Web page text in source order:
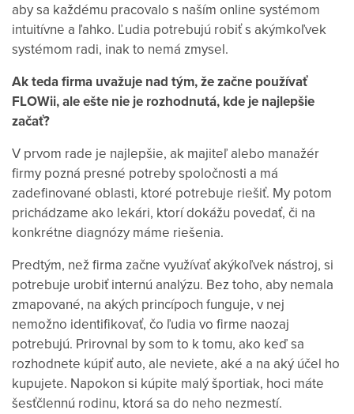
aby sa každému pracovalo s naším online systémom
intuitívne a ľahko. Ľudia potrebujú robiť s akýmkoľvek
systémom radi, inak to nemá zmysel.
Ak teda firma uvažuje nad tým, že začne používať
FLOWii, ale ešte nie je rozhodnutá, kde je najlepšie
začať?
V prvom rade je najlepšie, ak majiteľ alebo manažér
firmy pozná presné potreby spoločnosti a má
zadefinované oblasti, ktoré potrebuje riešiť. My potom
prichádzame ako lekári, ktorí dokážu povedať, či na
konkrétne diagnózy máme riešenia.
Predtým, než firma začne využívať akýkoľvek nástroj, si
potrebuje urobiť internú analýzu. Bez toho, aby nemala
zmapované, na akých princípoch funguje, v nej
nemožno identifikovať, čo ľudia vo firme naozaj
potrebujú. Prirovnal by som to k tomu, ako keď sa
rozhodnete kúpiť auto, ale neviete, aké a na aký účel ho
kupujete. Napokon si kúpite malý športiak, hoci máte
šesťčlennú rodinu, ktorá sa do neho nezmestí.